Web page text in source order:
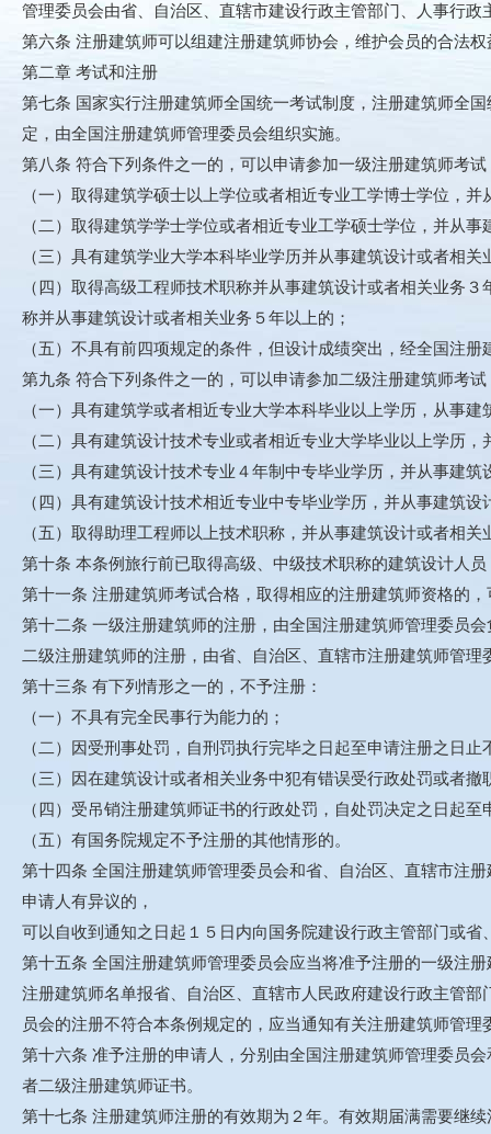
管理委员会由省、自治区、直辖市建设行政主管部门、人事行
第六条 注册建筑师可以组建注册建筑师协会，维护会员的合法权
第二章 考试和注册
第七条 国家实行注册建筑师全国统一考试制度，注册建筑师全
定，由全国注册建筑师管理委员会组织实施。
第八条 符合下列条件之一的，可以申请参加一级注册建筑师考试
（一）取得建筑学硕士以上学位或者相近专业工学博士学位，
（二）取得建筑学学士学位或者相近专业工学硕士学位，并从
（三）具有建筑学业大学本科毕业学历并从事建筑设计或者相
（四）取得高级工程师技术职称并从事建筑设计或者相关业务
称并从事建筑设计或者相关业务５年以上的；
（五）不具有前四项规定的条件，但设计成绩突出，经全国注
第九条 符合下列条件之一的，可以申请参加二级注册建筑师考试
（一）具有建筑学或者相近专业大学本科毕业以上学历，从事
（二）具有建筑设计技术专业或者相近专业大学毕业以上学历
（三）具有建筑设计技术专业４年制中专毕业学历，并从事建
（四）具有建筑设计技术相近专业中专毕业学历，并从事建筑
（五）取得助理工程师以上技术职称，并从事建筑设计或者相关
第十条 本条例旅行前已取得高级、中级技术职称的建筑设计人
第十一条 注册建筑师考试合格，取得相应的注册建筑师资格的
第十二条 一级注册建筑师的注册，由全国注册建筑师管理委员会
二级注册建筑师的注册，由省、自治区、直辖市注册建筑师管理
第十三条 有下列情形之一的，不予注册：
（一）不具有完全民事行为能力的；
（二）因受刑事处罚，自刑罚执行完毕之日起至申请注册之日止
（三）因在建筑设计或者相关业务中犯有错误受行政处罚或者
（四）受吊销注册建筑师证书的行政处罚，自处罚决定之日起
（五）有国务院规定不予注册的其他情形的。
第十四条 全国注册建筑师管理委员会和省、自治区、直辖市注
申请人有异议的，
可以自收到通知之日起１５日内向国务院建设行政主管部门或
第十五条 全国注册建筑师管理委员会应当将准予注册的一级注
注册建筑师名单报省、自治区、直辖市人民政府建设行政主管
员会的注册不符合本条例规定的，应当通知有关注册建筑师管
第十六条 准予注册的申请人，分别由全国注册建筑师管理委员
者二级注册建筑师证书。
第十七条 注册建筑师注册的有效期为２年。有效期届满需要继